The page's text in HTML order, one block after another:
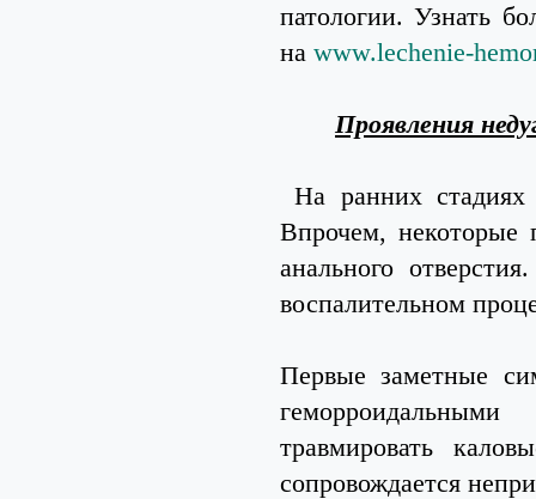
патологии. Узнать
на www.lechenie-
Проявления
На ранних
Впрочем, некоторые
анального
воспалительном
Первые заметные
травмировать
сопровождается